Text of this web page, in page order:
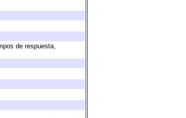
de respuesta,